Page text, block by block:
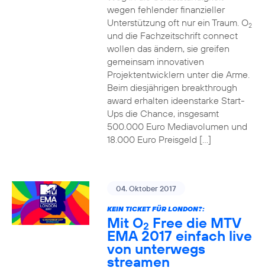
wegen fehlender finanzieller
Unterstützung oft nur ein Traum. O2
und die Fachzeitschrift connect
wollen das ändern, sie greifen
gemeinsam innovativen
Projektentwicklern unter die Arme.
Beim diesjährigen breakthrough
award erhalten ideenstarke Start-
Ups die Chance, insgesamt
500.000 Euro Mediavolumen und
18.000 Euro Preisgeld […]
04. Oktober 2017
KEIN TICKET FÜR LONDON?:
Mit O2 Free die MTV
EMA 2017 einfach live
von unterwegs
streamen